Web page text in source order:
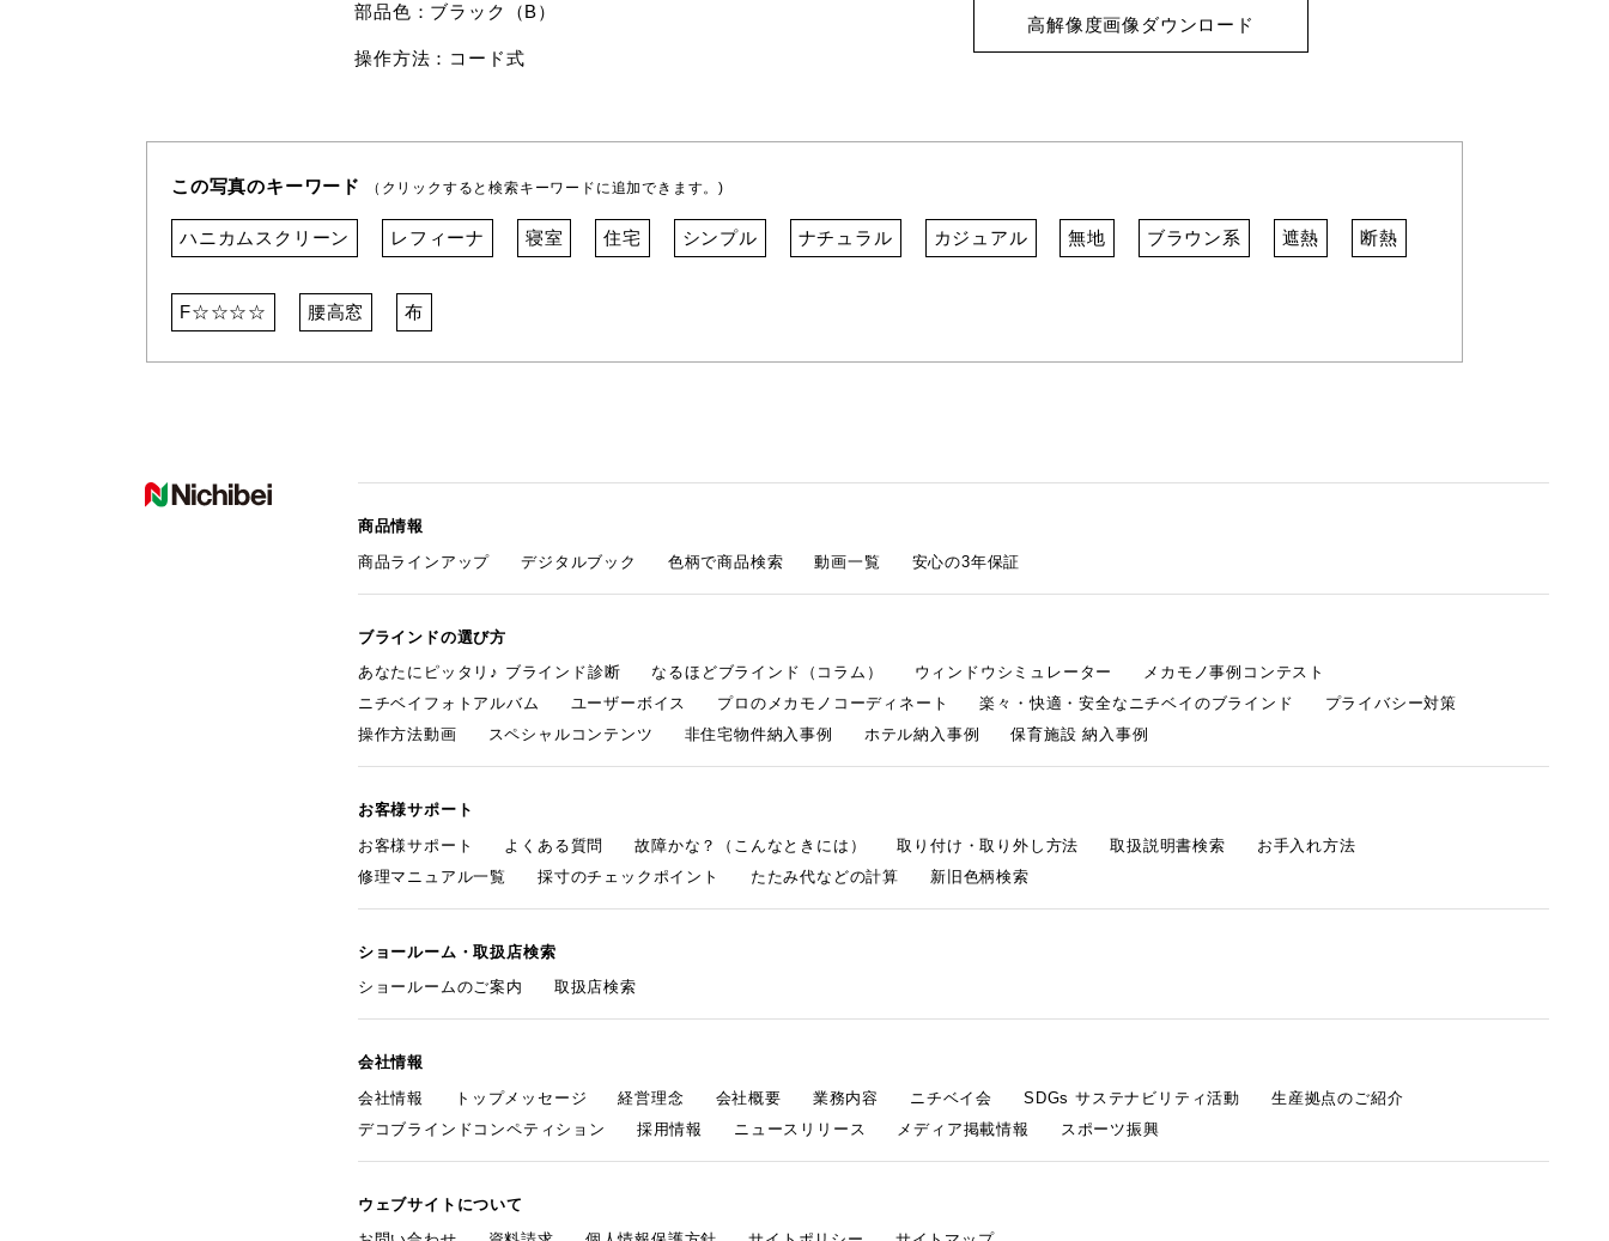
部品色：ブラック（B）
操作方法：コード式
高解像度画像ダウンロード
この写真のキーワード （クリックすると検索キーワードに追加できます。)
ハニカムスクリーン レフィーナ 寝室 住宅 シンプル ナチュラル カジュアル 無地 ブラウン系 遮熱 断熱
F☆☆☆☆ 腰高窓 布
商品情報
商品ラインアップ
デジタルブック 色柄で商品検索 動画一覧 安心の3年保証
ブラインドの選び方
あなたにピッタリ♪ ブラインド診断
なるほどブラインド（コラム） ウィンドウシミュレーター
メカモノ事例コンテスト
ニチベイフォトアルバム
ユーザーボイス プロのメカモノコーディネート 楽々・快適・安全なニチベイのブラインド
プライバシー対策
操作方法動画
スペシャルコンテンツ 非住宅物件納入事例 ホテル納入事例 保育施設 納入事例
お客様サポート
お客様サポート
よくある質問 故障かな？（こんなときには） 取り付け・取り外し方法 取扱説明書検索
お手入れ方法
修理マニュアル一覧
採寸のチェックポイント たたみ代などの計算 新旧色柄検索
ショールーム・取扱店検索
ショールームのご案内
取扱店検索
会社情報
会社情報
トップメッセージ 経営理念 会社概要 業務内容 ニチベイ会 SDGs サステナビリティ活動
生産拠点のご紹介
デコブラインドコンペティション
採用情報 ニュースリリース メディア掲載情報 スポーツ振興
ウェブサイトについて